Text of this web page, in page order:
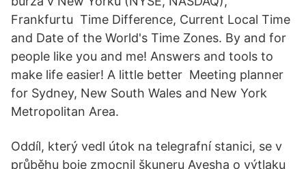
Frankfurtu Time Difference, Current Local Time
and Date of the World's Time Zones. By and for
people like you and me! Answers and tools to
make life easier! A little better Meeting planner
for Sydney, New South Wales and New York
Metropolitan Area.
Oddíl, který vedl útok na telegrafní stanici, se v
průběhu boje zmocnil škuneru Ayesha o výtlaku